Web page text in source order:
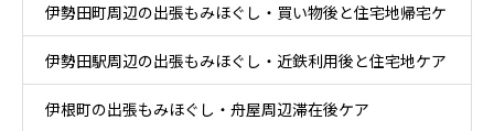
ア
伊勢田町周辺の出張もみほぐし・買い物後と住宅地帰宅ケ
ア
伊勢田駅周辺の出張もみほぐし・近鉄利用後と住宅地ケア
伊根町の出張もみほぐし・舟屋周辺滞在後ケア